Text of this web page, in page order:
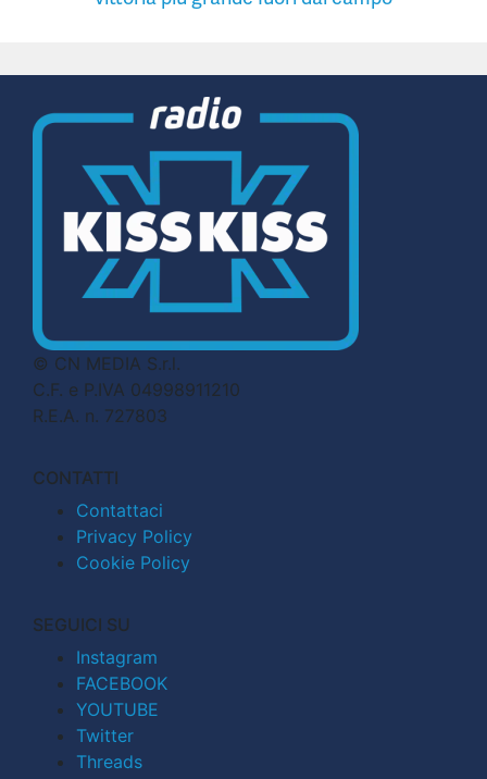
© CN MEDIA S.r.l.
C.F. e P.IVA 04998911210
R.E.A. n. 727803
CONTATTI
Contattaci
Privacy Policy
Cookie Policy
SEGUICI SU
Instagram
FACEBOOK
YOUTUBE
Twitter
Threads